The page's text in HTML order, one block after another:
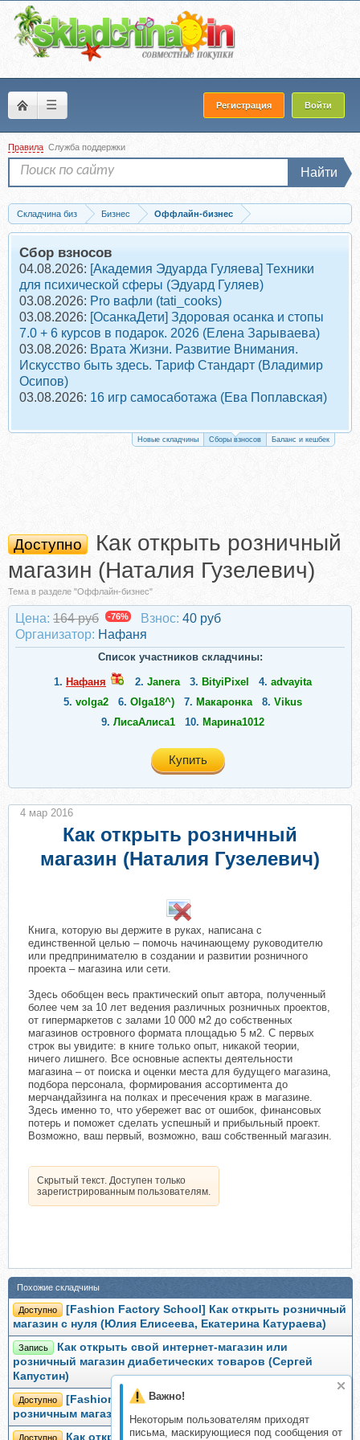
☰ Регистрация Войти
Правила Служба поддержки
Найти
Складчина биз Бизнес
Оффлайн-бизнес
Скачать Как открыть розничный магазин (Наталия Гузелевич)
Сбор взносов
04.08.2026: [Академия Эдуарда Гуляева] Техники
для психической сферы (Эдуард Гуляев)
03.08.2026: Pro вафли (tati_cooks)
03.08.2026: [ОсанкаДети] Здоровая осанка и стопы
7.0 + 6 курсов в подарок. 2026 (Елена Зарываева)
03.08.2026: Врата Жизни. Развитие Внимания.
Искусство быть здесь. Тариф Стандарт (Владимир
Осипов)
03.08.2026: 16 игр самосаботажа (Ева Поплавская)
Новые складчины Сборы взносов Баланс и кешбек
Важно!
Некоторым пользователям приходят
письма, маскирующиеся под сообщения от
Доступно
Как открыть розничный
магазин (Наталия Гузелевич)
Тема в разделе "Оффлайн-бизнес"
Цена: 164 руб -76% Взнос: 40 руб
Организатор: Нафаня
Список участников складчины:
1. Нафаня 2. Janera 3. BityiPixel 4. advayita
5. volga2 6. Olga18^) 7. Макаронка 8. Vikus
9. ЛисаАлиса1 10. Марина1012
Купить
Как открыть розничный
магазин (Наталия Гузелевич)
Книга, которую вы держите в руках, написана с
единственной целью – помочь начинающему руководителю
или предпринимателю в создании и развитии розничного
проекта – магазина или сети.
Здесь обобщен весь практический опыт автора, полученный
более чем за 10 лет ведения различных розничных проектов,
от гипермаркетов с залами 10 000 м2 до собственных
магазинов островного формата площадью 5 м2. С первых
строк вы увидите: в книге только опыт, никакой теории,
ничего лишнего. Все основные аспекты деятельности
магазина – от поиска и оценки места для будущего магазина,
подбора персонала, формирования ассортимента до
мерчандайзинга на полках и пресечения краж в магазине.
Здесь именно то, что убережет вас от ошибок, финансовых
потерь и поможет сделать успешный и прибыльный проект.
Возможно, ваш первый, возможно, ваш собственный магазин.
Скрытый текст. Доступен только
зарегистрированным пользователям.
4 мар 2016
Похожие складчины
Доступно
[Fashion Factory School] Как открыть розничный
магазин с нуля (Юлия Елисеева, Екатерина Катураева)
Запись
Как открыть свой интернет-магазин или
розничный магазин диабетических товаров (Сергей
Капустин)
Доступно
[Fashion Factory School] Как управлять
розничным магазином и увеличить продажи, 2017
Доступно Как открыть магазин одежды (Игорь Зайцев)